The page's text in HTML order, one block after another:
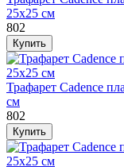
25х25 см
802
Трафарет Cadence
см
802